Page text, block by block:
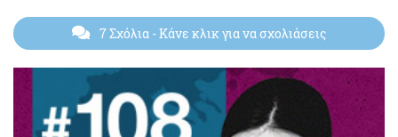
7 Σχόλια - Κάνε κλικ για να σχολιάσεις